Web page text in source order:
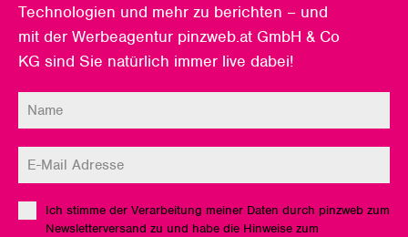
Technologien und mehr zu berichten – und
mit der Werbeagentur pinzweb.at GmbH & Co
KG sind Sie natürlich immer live dabei!
Ich stimme der Verarbeitung meiner Daten durch pinzweb zum
Newsletterversand zu und habe die Hinweise zum